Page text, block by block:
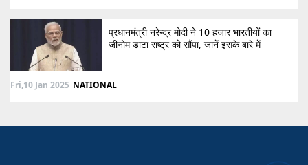
प्रधानमंत्री नरेन्द्र मोदी ने 10 हजार भारतीयों का
जीनोम डाटा राष्ट्र को सौंपा, जानें इसके बारे में
Fri,10 Jan 2025 NATIONAL